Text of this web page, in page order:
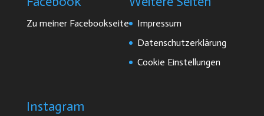
Zu meiner Facebookseite
Impressum
Datenschutzerklärung
Cookie Einstellungen
Instagram